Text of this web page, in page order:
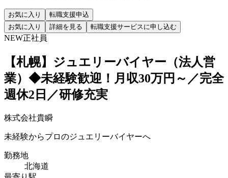
お気に入り
転職支援申込
お気に入り
詳細を見る 転職支援サービスに申し込む
NEW正社員
【札幌】ジュエリーバイヤー（法人営
業）◆未経験歓迎！月収30万円～／完全
週休2日／研修充実
株式会社貴瞬
未経験からプロのジュエリーバイヤーへ
勤務地
北海道